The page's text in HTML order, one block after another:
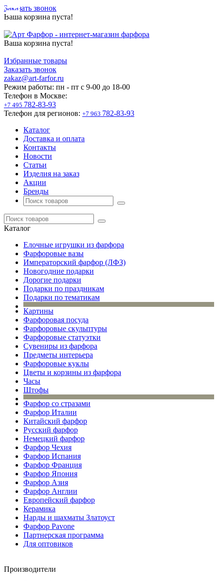
Заказать звонок
Ваша корзина пуста!
Ваша корзина пуста!
Избранные товары
Заказать звонок
zakaz@art-farfor.ru
Режим работы: пн - пт c 9-00 до 18-00
Телефон в Москве:
+7 495 782-83-93
Телефон для регионов: +7 963 782-83-93
Каталог
Доставка и оплата
Контакты
Новости
Статьи
Изделия на заказ
Акции
Бренды
Каталог
Елочные игрушки из фарфора
Фарфоровые вазы
Императорский фарфор (ЛФЗ)
Новогодние подарки
Дорогие подарки
Подарки по праздникам
Подарки по тематикам
Картины
Фарфоровая посуда
Фарфоровые скульптуры
Фарфоровые статуэтки
Сувениры из фарфора
Предметы интерьера
Фарфоровые куклы
Цветы и корзины из фарфора
Часы
Штофы
Фарфор со стразами
Фарфор Италии
Китайский фарфор
Русский фарфор
Немецкий фарфор
Фарфор Чехия
Фарфор Испания
Фарфор Франция
Фарфор Япония
Фарфор Азия
Фарфор Англии
Европейский фарфор
Керамика
Нарды и шахматы Златоуст
Фарфор Pavone
Партнерская программа
Для оптовиков
Производители